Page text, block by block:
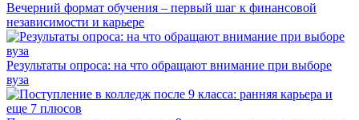
Вечерний формат обучения – первый шаг к финансовой
независимости и карьере
Результаты опроса: на что обращают внимание при выборе
вуза